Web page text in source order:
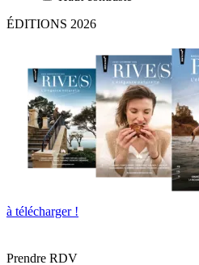
ÉDITIONS 2026
à télécharger !
Prendre RDV